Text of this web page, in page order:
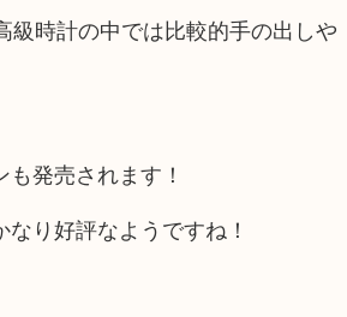
時計の中では比較的手の出しや
発売されます！
り好評なようですね！